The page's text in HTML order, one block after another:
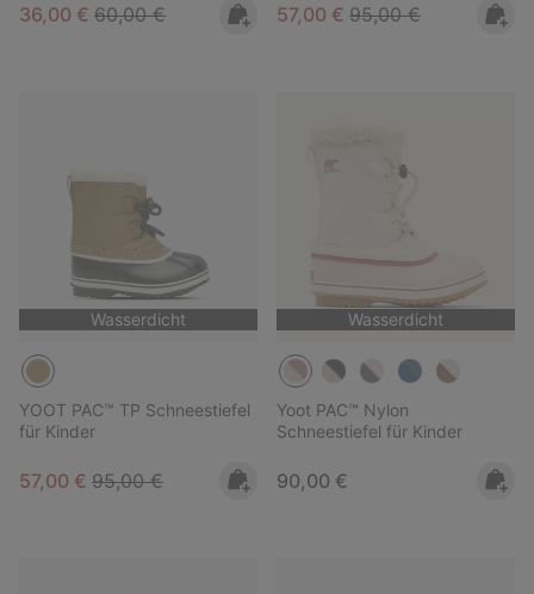
Sale price:
36,00 € Regular price:
60,00 € Sale price:
57,00 € Regular price:
95,00 €
Wasserdicht
YOOT PAC™ TP Schneestiefel
für Kinder
Sale price:
57,00 € Regular price:
95,00 €
Wasserdicht
Yoot PAC™ Nylon
Schneestiefel für Kinder
Regular price:
90,00 €